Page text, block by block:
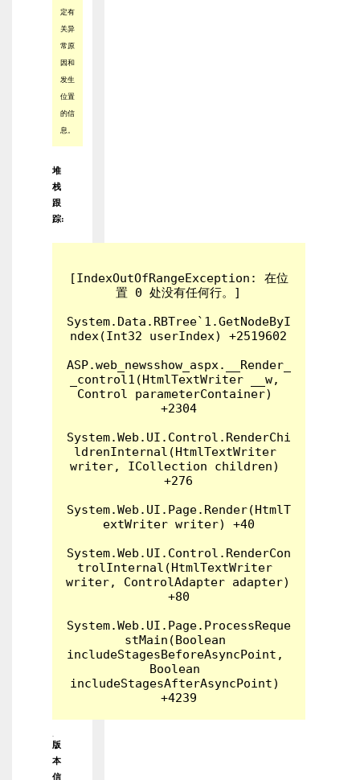
定有
关异
常原
因和
发生
位置
的信
息。
堆
栈
跟
踪:
[IndexOutOfRangeException: 在位
置 0 处没有任何行。]
System.Data.RBTree`1.GetNodeByI
ndex(Int32 userIndex) +2519602
ASP.web_newsshow_aspx.__Render_
_control1(HtmlTextWriter __w,
Control parameterContainer)
+2304
System.Web.UI.Control.RenderChi
ldrenInternal(HtmlTextWriter
writer, ICollection children)
+276
System.Web.UI.Page.Render(HtmlT
extWriter writer) +40
System.Web.UI.Control.RenderCon
trolInternal(HtmlTextWriter
writer, ControlAdapter adapter)
+80
System.Web.UI.Page.ProcessReque
stMain(Boolean
includeStagesBeforeAsyncPoint,
Boolean
includeStagesAfterAsyncPoint)
版
本
信